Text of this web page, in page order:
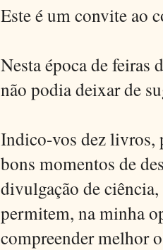
Este é um convite ao
Nesta época de
não podia deixar de
Indico-vos dez livros,
bons momentos de
divulgação de
permitem, na minha
compreender melhor